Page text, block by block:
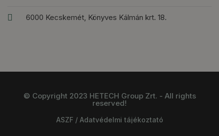
6000 Kecskemét, Könyves Kálmán krt. 18.
© Copyright 2023 HETECH Group Zrt. - All rights
reserved!
ÁSZF / Adatvédelmi tájékoztató